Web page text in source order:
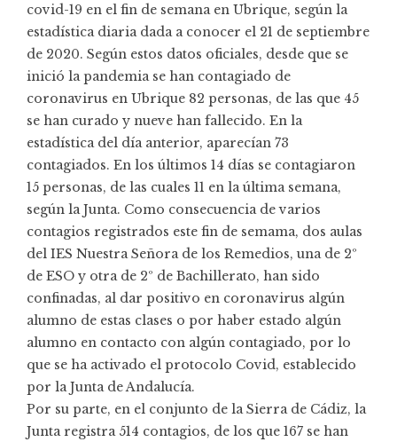
covid-19 en el fin de semana en Ubrique, según la
estadísticadiaria dada a conocer el 21 de septiembre
de 2020. Según estos datos oficiales, desde que se
inició la pandemia se han contagiado de
coronavirus en Ubrique 82 personas, de las que 45
se han curado y nueve han fallecido. En la
estadística del día anterior, aparecían 73
contagiados. En los últimos 14 días se contagiaron
15 personas, de las cuales 11 en la última semana,
según la Junta. Como consecuencia de varios
contagios registrados este fin de semama, dos aulas
del IES Nuestra Señora de los Remedios, una de 2º
de ESO y otra de 2º de Bachillerato, han sido
confinadas, al dar positivo en coronavirus algún
alumno de estas clases o por haber estado algún
alumno en contacto con algún contagiado, por lo
que se ha activado el protocolo Covid, establecido
por la Junta de Andalucía.
Por su parte, en el conjunto de la Sierra de Cádiz, la
Junta registra 514 contagios, de los que 167 se han